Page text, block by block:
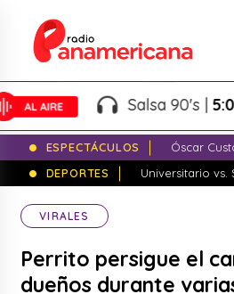
Salsa 90's |
ESPECTÁCULOS
Óscar
DEPORTES
Universitario
VIRALES
Perrito persigue el
dueños durante